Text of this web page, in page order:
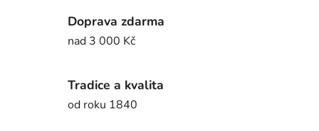
Doprava zdarma
nad 3 000 Kč
Tradice a kvalita
od roku 1840